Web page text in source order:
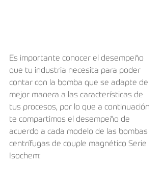
Es importante conocer el desempeño
que tu industria necesita para poder
contar con la bomba que se adapte de
mejor manera a las características de
tus procesos, por lo que a continuación
te compartimos el desempeño de
acuerdo a cada modelo de las bombas
centrífugas de couple magnético Serie
Isochem: